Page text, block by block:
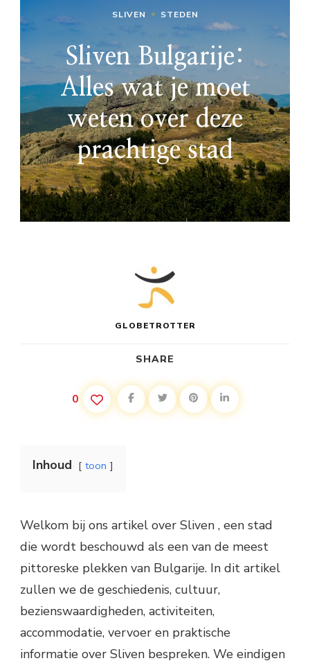
SLIVEN STEDEN
Sliven Bulgarije:
Alles wat je moet
weten over deze
prachtige stad
GLOBETROTTER
SHARE
0
Inhoud toon
Welkom bij ons artikel over Sliven , een stad
die wordt beschouwd als een van de meest
pittoreske plekken van Bulgarije. In dit artikel
zullen we de geschiedenis, cultuur,
bezienswaardigheden, activiteiten,
accommodatie, vervoer en praktische
informatie over Sliven bespreken. We eindigen